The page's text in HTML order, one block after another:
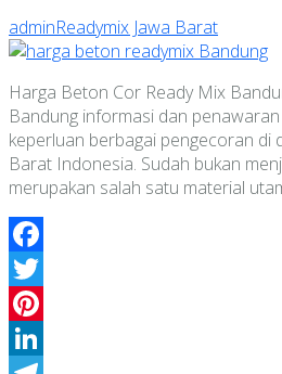
adminReadymix Jawa Barat
Harga Beton Cor Ready Mix
Bandung informasi dan
keperluan berbagai pengecoran di
Barat Indonesia. Sudah bukan
merupakan salah satu material
Facebook
Twitter
Pinterest